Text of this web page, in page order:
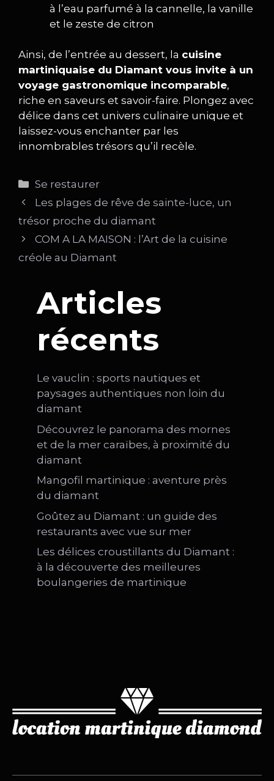
à l’eau parfumé à la cannelle, la vanille
et le zeste de citron
Ainsi, de l’entrée au dessert, la cuisine
martiniquaise du Diamant vous invite à un
voyage gastronomique incomparable,
riche en saveurs et savoir-faire. Plongez avec
délice dans cet univers culinaire unique et
laissez-vous enchanter par les
innombrables trésors qu’il recèle.
Catégories
Se restaurer
Les plages de rêve de sainte-luce, un
trésor proche du diamant
COM A LA MAISON : l’Art de la cuisine
créole au Diamant
Articles
récents
Le vauclin : sports nautiques et
paysages authentiques non loin du
diamant
Découvrez le panorama des mornes
et de la mer caraïbes, à proximité du
diamant
Mangofil martinique : aventure près
du diamant
Goûtez au Diamant : un guide des
restaurants avec vue sur mer
Les délices croustillants du Diamant :
à la découverte des meilleures
boulangeries de martinique